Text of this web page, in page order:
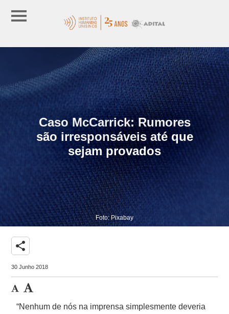
Caso McCarrick: Rumores
são irresponsáveis até que
sejam provados
Foto: Pixabay
share
30 Junho 2018
“Nenhum de nós na imprensa simplesmente deveria